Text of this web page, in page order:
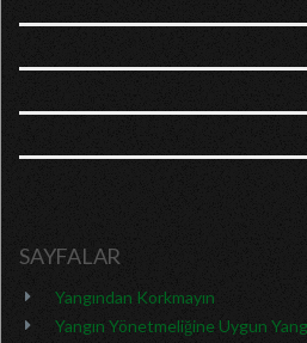
SAYFALAR
Yangından Korkmayın
Yangın Yönetmeliğine Uygun